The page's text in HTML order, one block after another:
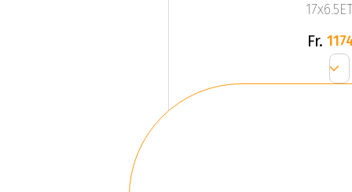
Fr.